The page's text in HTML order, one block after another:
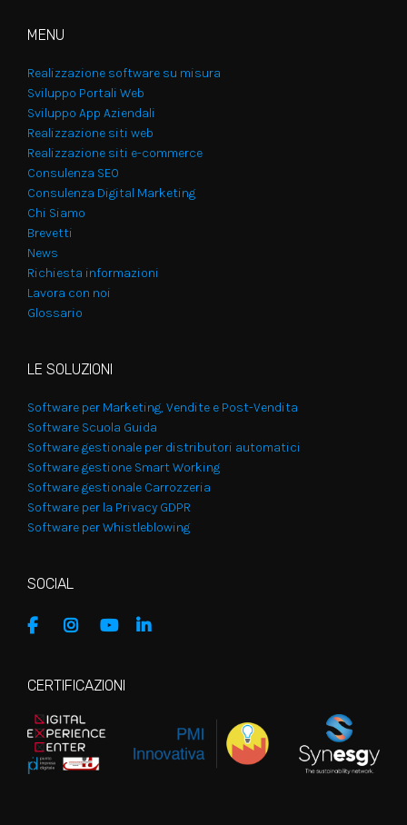
MENU
Realizzazione software su misura
Sviluppo Portali Web
Sviluppo App Aziendali
Realizzazione siti web
Realizzazione siti e-commerce
Consulenza SEO
Consulenza Digital Marketing
Chi Siamo
Brevetti
News
Richiesta informazioni
Lavora con noi
Glossario
LE SOLUZIONI
Software per Marketing, Vendite e Post-Vendita
Software Scuola Guida
Software gestionale per distributori automatici
Software gestione Smart Working
Software gestionale Carrozzeria
Software per la Privacy GDPR
Software per Whistleblowing
SOCIAL
CERTIFICAZIONI